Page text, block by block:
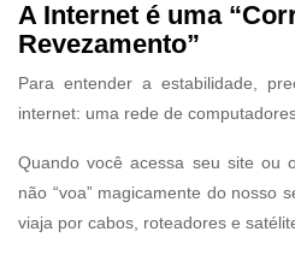
A Internet é uma
Revezamento”
Para entender a estabilidade,
internet: uma rede de
Quando você acessa seu site ou
não “voa” magicamente do nosso
viaja por cabos, roteadores e